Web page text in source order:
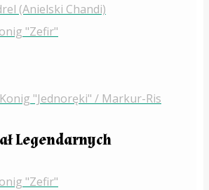
(Anielski Chandi)
"Zefir"
"Jednoręki" / Markur-Ris
Legendarnych
"Zefir"